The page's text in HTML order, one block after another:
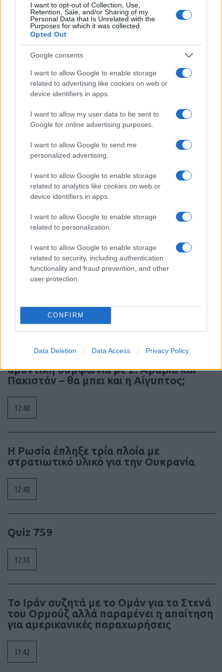
I want to opt-out of Collection, Use,
Retention, Sale, and/or Sharing of my
Personal Data that Is Unrelated with the
Purposes for which it was collected.
Opted Out
Google consents
I want to allow Google to enable storage
related to advertising like cookies on web or
device identifiers in apps.
I want to allow my user data to be sent to
Google for online advertising purposes.
I want to allow Google to send me
personalized advertising.
I want to allow Google to enable storage
related to analytics like cookies on web or
device identifiers in apps.
I want to allow Google to enable storage
related to personalization.
I want to allow Google to enable storage
related to security, including authentication
functionality and fraud prevention, and other
user protection.
CONFIRM
Data Deletion Data Access Privacy Policy
Ροή Ειδήσεων
Ιράν: Δεν συνομιλούμε με τις ΗΠΑ όσο
παραβιάζεται η μεταβατική συμφωνία
ΣΑΝ ΣΗΜΕΡΑ – 9 Αυγούστου 378: Μάχη
της Αδριανούπολης, οι Γότθοι
Τουρκία: «Σαν το Άρθρο 5 του ΝΑΤΟ» η
αμυντική συμφωνία με Σ. Αραβία και
Πακιστάν – θα μπει και η Αίγυπτος;
12:40
Η Ρωσία έπληξε τρία πλοία με
στρατιωτικό υλικό για την Ουκρανία
12:40
Quiz 759
12:30
To Ιράν συζητά με το Ομάν για τα Στενά
του Ορμούζ αλλά παραμένει η απαίτηση
για αμερικανικές παραχωρήσεις
11:42